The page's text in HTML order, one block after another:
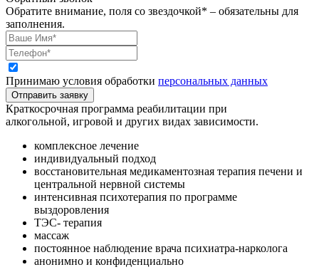
Обратите внимание, поля со звездочкой* – обязательны для
заполнения.
Принимаю условия обработки персональных данных
Отправить заявку
Краткосрочная программа реабилитации при
алкогольной, игровой и других видах зависимости.
комплексное лечение⁠
индивидуальный подход⁠
⁠восстановительная медикаментозная терапия печени и
центральной нервной системы
⁠интенсивная психотерапия по программе
выздоровления
⁠ТЭС- терапия
⁠массаж
⁠постоянное наблюдение врача психиатра-нарколога
⁠анонимно и конфиденциально